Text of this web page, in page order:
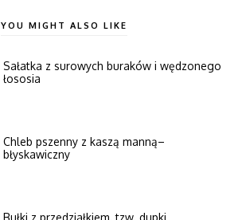
YOU MIGHT ALSO LIKE
Sałatka z surowych buraków i wędzonego
łososia
Chleb pszenny z kaszą manną–
błyskawiczny
Bułki z przedziałkiem, tzw. dupki